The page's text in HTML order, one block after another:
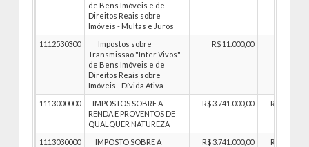
de Bens Imóveis e de
Direitos Reais sobre
Imóveis - Multas e Juros
1112530300
Impostos sobre
Transmissão "Inter Vivos"
de Bens Imóveis e de
Direitos Reais sobre
Imóveis - Dívida Ativa
R$ 11.000,00
1113000000
IMPOSTOS SOBRE A
RENDA E PROVENTOS DE
QUALQUER NATUREZA
R$ 3.741.000,00 R$
1113030000
IMPOSTO SOBRE A
R$ 3.741.000,00 R$